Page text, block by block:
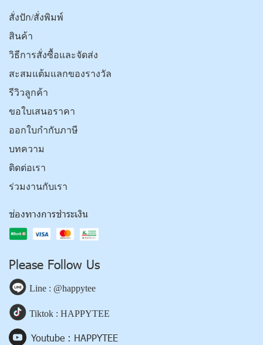
สั่งปัก/สั่งพิมพ์
สินค้า
วิธีการสั่งซื้อและจัดส่ง
สะสมแต้มแลกของรางวัล
รีวิวลูกค้า
ขอใบเสนอราคา
ออกใบกำกับภาษี
บทความ
ติดต่อเรา
ร่วมงานกับเรา
ช่องทางการชำระเงิน
Please Follow Us
Line : @happytee
Tiktok : HAPPYTEE
Youtube : HAPPYTEE